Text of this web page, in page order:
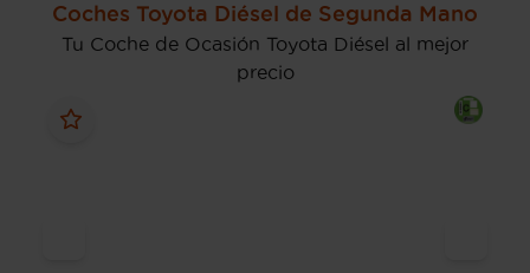
Coches Toyota Diésel de Segunda Mano
Tu Coche de Ocasión Toyota Diésel al mejor
precio